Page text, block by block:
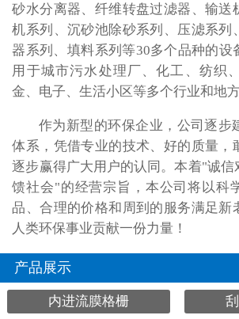
砂水分离器、纤维转盘过滤器、输送
机系列、沉砂池除砂系列、压滤系列
器系列、填料系列等30多个品种的设
用于城市污水处理厂、化工、纺织
金、电子、生活小区等多个行业和地方
作为新型的环保企业，公司逐步
体系，凭借专业的技术、好的质量，
逐步赢得广大用户的认同。本着"诚信
馈社会"的经营宗旨，本公司将以科
品、合理的价格和周到的服务满足新
人类环保事业贡献一份力量！
产品展示
内进流膜格栅